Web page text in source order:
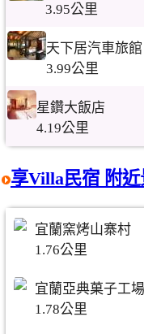
3.95公里
天下居汽車旅館
3.99公里
星鑽大飯店
4.19公里
享Villa民宿 附近
宜蘭窯烤山寨村
1.76公里
宜蘭亞典菓子工
1.78公里